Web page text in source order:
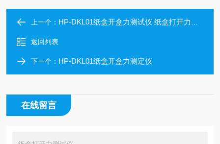
上一个： HP-DKL01纸盒开盒力测试仪 纸盒打开力测定仪
返回列表
下一个： HP-DKL01纸盒开盒力测定仪
在线留言